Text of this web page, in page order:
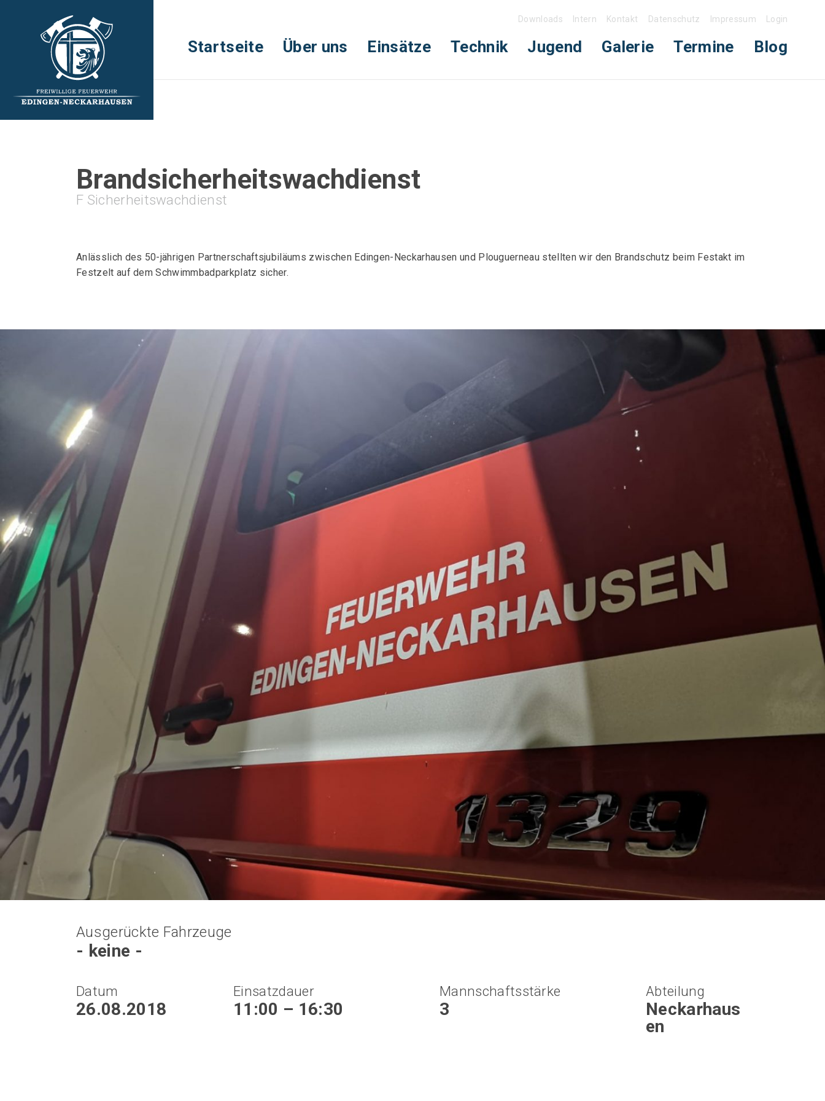
Downloads Intern Kontakt Datenschutz Impressum Login
Startseite Über uns Einsätze Technik Jugend Galerie Termine Blog
Brandsicherheitswachdienst
F Sicherheitswachdienst
Anlässlich des 50-jährigen Partnerschaftsjubiläums zwischen Edingen-Neckarhausen und Plouguerneau stellten wir den Brandschutz beim Festakt im
Festzelt auf dem Schwimmbadparkplatz sicher.
Ausgerückte Fahrzeuge
- keine -
Datum
26.08.2018
Einsatzdauer
11:00 – 16:30
Mannschaftsstärke
3
Abteilung
Neckarhaus
en